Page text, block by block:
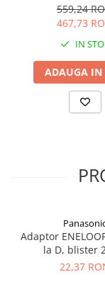
PDUs unitati de
energiei electrice
Cabinete baterii
Acumulatori UPS
Drumetii / Camping
Racire/Incalzire
Electrice
Intrerupatoare si
559,24
467,73
IN
ADAUGA IN
Adaptor
la D, blister
22,37